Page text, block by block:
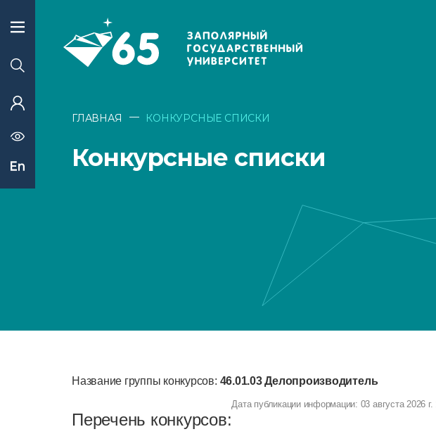
ГЛАВНАЯ — КОНКУРСНЫЕ СПИСКИ
Конкурсные списки
Название группы конкурсов: 46.01.03 Делопроизводитель
Перечень конкурсов:
Дата публикации информации: 03 августа 2026 г.